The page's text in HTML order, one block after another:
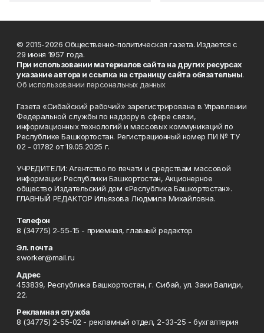
© 2015-2026 Общественно-политическая газета. Издается с
29 июня 1957 года.
При использовании материалов сайта на других ресурсах
указание автора и ссылка на страницу сайта обязательны.
Об использовании персональных данных
Газета «Сибайский рабочий» зарегистрирована в Управлении
Федеральной службы по надзору в сфере связи,
информационных технологий и массовых коммуникаций по
Республике Башкортостан. Регистрационный номер ПИ № ТУ
02 - 01782 от 19.05.2025 г.
УЧРЕДИТЕЛИ: Агентство по печати и средствам массовой
информации Республики Башкортостан, Акционерное
общество Издательский дом «Республика Башкортостан».
ГЛАВНЫЙ РЕДАКТОР Ильязова Людмила Михайловна.
Телефон
8 (34775) 2-55-15 - приемная, главный редактор
Эл. почта
sworker@mail.ru
Адрес
453839, Республика Башкортостан, г. Сибай, ул. Заки Валиди,
22.
Рекламная служба
8 (34775) 2-55-02 - рекламный отдел, 2-33-25 - бухгалтерия